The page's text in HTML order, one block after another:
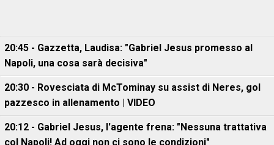
20:45 - Gazzetta, Laudisa: "Gabriel Jesus promesso al
Napoli, una cosa sarà decisiva"
20:30 - Rovesciata di McTominay su assist di Neres, gol
pazzesco in allenamento | VIDEO
20:12 - Gabriel Jesus, l'agente frena: "Nessuna trattativa
col Napoli! Ad oggi non ci sono le condizioni"